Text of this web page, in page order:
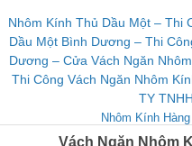
Nhôm Kính Thủ Dầu Một – Thi
Dầu Một Bình Dương – Thi
Dương – Cửa Vách Ngăn
Thi Công Vách Ngăn Nhôm
TY
Nhôm Kính
Vách Ngăn Nhôm